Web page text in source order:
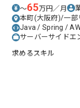
〜65万円／月
本町(大阪府)/一部
Java / Spring /
サーバーサイドエ
求めるスキル